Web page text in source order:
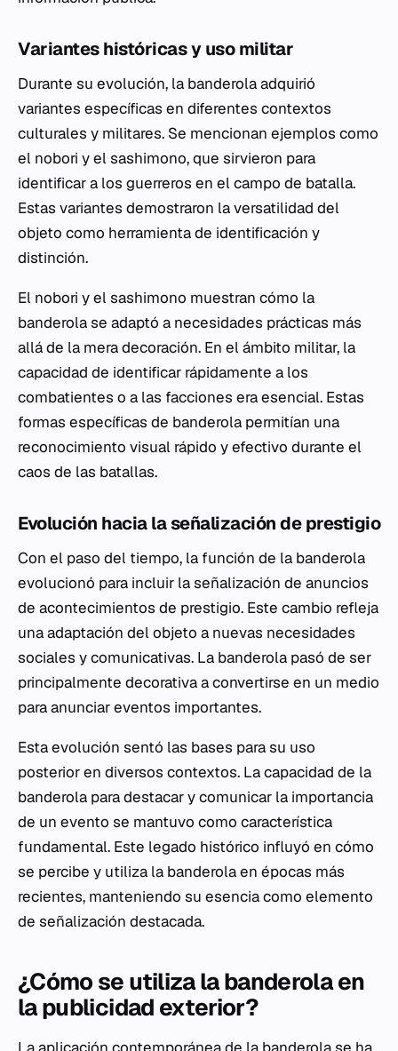
Variantes históricas y uso militar
Durante su evolución, la banderola adquirió
variantes específicas en diferentes contextos
culturales y militares. Se mencionan ejemplos como
el nobori y elsashimono, que sirvieron para
identificar a los guerreros en el campo de batalla.
Estas variantes demostraron la versatilidad del
objeto como herramienta de identificación y
distinción.
El nobori y elsashimono muestran cómo la
banderola se adaptó a necesidades prácticas más
allá de la mera decoración. En el ámbito militar, la
capacidad de identificar rápidamente a los
combatientes o a las facciones era esencial. Estas
formas específicas de banderola permitían una
reconocimiento visual rápido y efectivo durante el
caos de las batallas.
Evolución hacia la señalización de prestigio
Con el paso del tiempo, la función de la banderola
evolucionó para incluir la señalización de anuncios
de acontecimientos de prestigio. Este cambio refleja
una adaptación del objeto a nuevas necesidades
sociales y comunicativas. La banderola pasó de ser
principalmente decorativa a convertirse en un medio
para anunciar eventos importantes.
Esta evolución sentó las bases para su uso
posterior en diversos contextos. La capacidad de la
banderola para destacar y comunicar la importancia
de un evento se mantuvo como característica
fundamental. Este legado histórico influyó en cómo
se percibe y utiliza la banderola en épocas más
recientes, manteniendo su esencia como elemento
de señalización destacada.
¿Cómo se utiliza la banderola en
la publicidad exterior?